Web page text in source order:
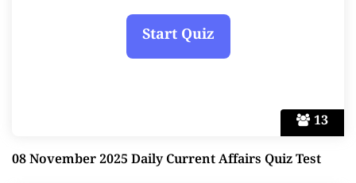
13
08 November 2025 Daily Current Affairs Quiz Test